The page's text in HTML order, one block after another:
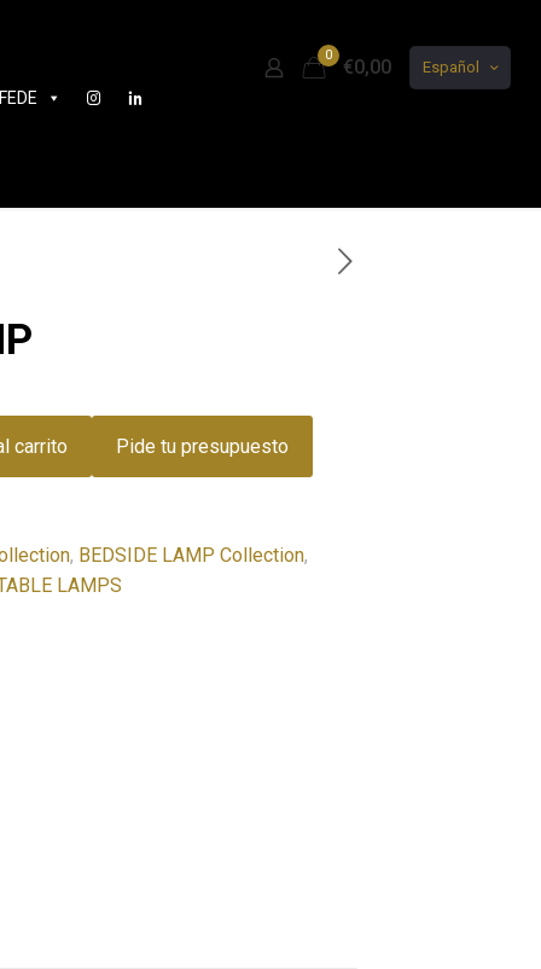
FEDE
0
€0,00 Español
carrito Pide tu presupuesto
, BEDSIDE LAMP Collection,
LAMPS